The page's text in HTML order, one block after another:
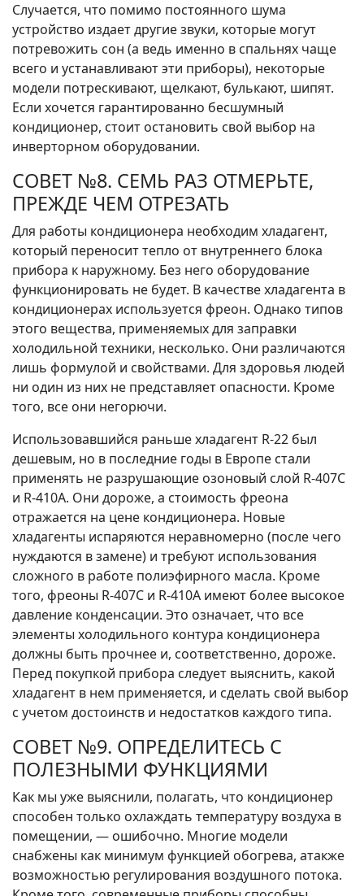
Случается, что помимо постоянного шума
устройство издает другие звуки, которые могут
потревожить сон (а ведь именно в спальнях чаще
всего и устанавливают эти приборы), некоторые
модели потрескивают, щелкают, булькают, шипят.
Если хочется гарантированно бесшумный
кондиционер, стоит остановить свой выбор на
инверторном оборудовании.
СОВЕТ №8. СЕМЬ РАЗ ОТМЕРЬТЕ,
ПРЕЖДЕ ЧЕМ ОТРЕЗАТЬ
Для работы кондиционера необходим хладагент,
который переносит тепло от внутреннего блока
прибора к наружному. Без него оборудование
функционировать не будет. В качестве хладагента в
кондиционерах используется фреон. Однако типов
этого вещества, применяемых для заправки
холодильной техники, несколько. Они различаются
лишь формулой и свойствами. Для здоровья людей
ни один из них не представляет опасности. Кроме
того, все они негорючи.
Использовавшийся раньше хладагент R-22 был
дешевым, но в последние годы в Европе стали
применять не разрушающие озоновый слой R-407C
и R-410A. Они дороже, а стоимость фреона
отражается на цене кондиционера. Новые
хладагенты испаряются неравномерно (после чего
нуждаются в замене) и требуют использования
сложного в работе полиэфирного масла. Кроме
того, фреоны R-407C и R-410A имеют более высокое
давление конденсации. Это означает, что все
элементы холодильного контура кондиционера
должны быть прочнее и, соответственно, дороже.
Перед покупкой прибора следует выяснить, какой
хладагент в нем применяется, и сделать свой выбор
с учетом достоинств и недостатков каждого типа.
СОВЕТ №9. ОПРЕДЕЛИТЕСЬ С
ПОЛЕЗНЫМИ ФУНКЦИЯМИ
Как мы уже выяснили, полагать, что кондиционер
способен только охлаждать температуру воздуха в
помещении, — ошибочно. Многие модели
снабжены как минимум функцией обогрева, атакже
возможностью регулирования воздушного потока.